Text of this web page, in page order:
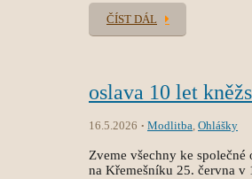
ČÍST DÁL
oslava 10 let
16.5.2026 Modlitba, Ohlášky
Zveme všechny ke
na Křemešníku 25. června v